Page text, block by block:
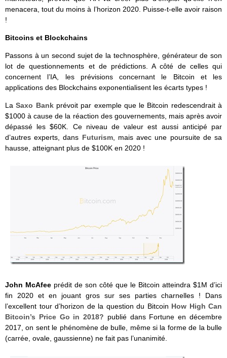
menacera, tout du moins à l’horizon 2020. Puisse-t-elle avoir raison
!
Bitcoins et Blockchains
Passons à un second sujet de la technosphère, générateur de son
lot de questionnements et de prédictions. A côté de celles qui
concernent l’IA, les prévisions concernant le Bitcoin et les
applications des Blockchains exponentialisent les écarts types !
LaSaxo Bankprévoit par exemple que le Bitcoin redescendrait à
$1000 à cause de la réaction des gouvernements, mais après avoir
dépassé les $60K. Ce niveau de valeur est aussi anticipé par
d’autres experts, dans Futurism, mais avec une poursuite de sa
hausse, atteignant plus de $100K en 2020 !
John McAfee prédit de son côté que le Bitcoin atteindra $1M d’ici
fin 2020 et en jouant gros sur ses parties charnelles ! Dans
l’excellent tour d’horizon de la question du Bitcoin How High Can
Bitcoin’s Price Go in 2018? publié dans Fortune en décembre
2017, on sent le phénomène de bulle, même si la forme de la bulle
(carrée, ovale, gaussienne) ne fait pas l’unanimité.